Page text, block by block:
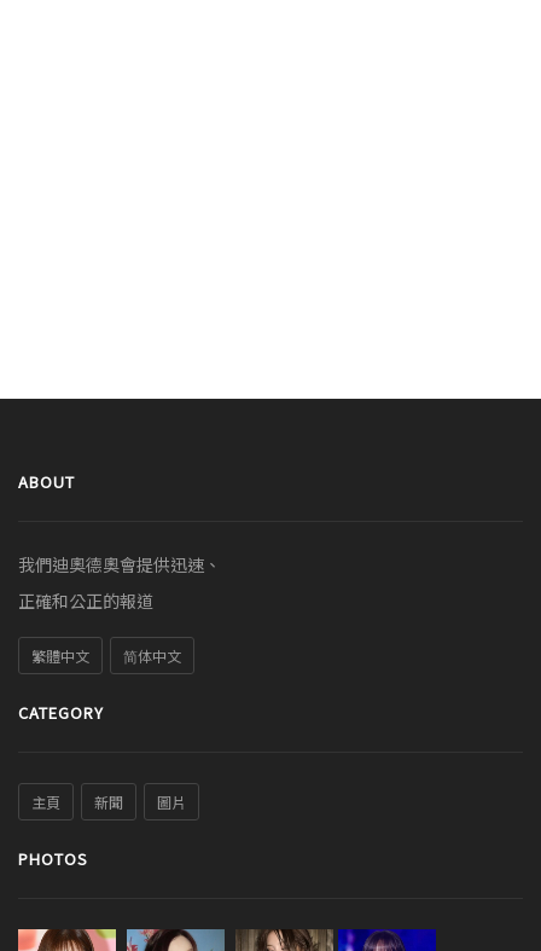
ABOUT
我們迪奧德奧會提供迅速、
正確和公正的報道
繁體中文 简体中文
CATEGORY
主頁 新聞 圖片
PHOTOS